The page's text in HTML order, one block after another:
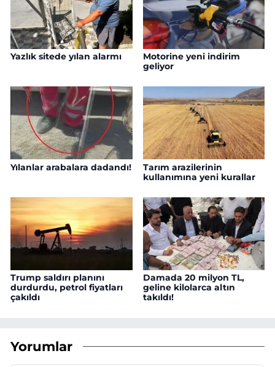
Yazlık sitede yılan alarmı
Motorine yeni indirim
geliyor
Yılanlar arabalara dadandı!
Tarım arazilerinin
kullanımına yeni kurallar
Trump saldırı planını
durdurdu, petrol fiyatları
çakıldı
Damada 20 milyon TL,
geline kilolarca altın
takıldı!
Yorumlar